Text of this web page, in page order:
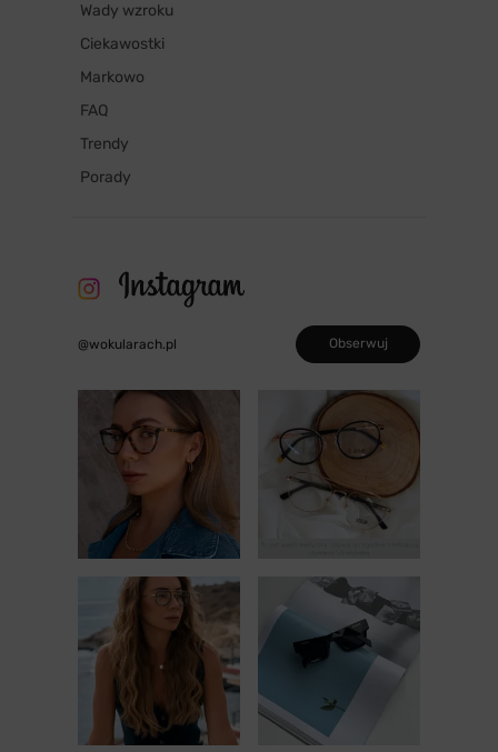
Wady wzroku
Ciekawostki
Markowo
FAQ
Trendy
Porady
@wokularach.pl Obserwuj